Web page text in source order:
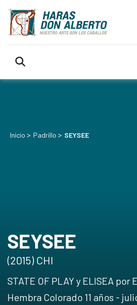
Inicio > Padrillo > SEYSEE
SEYSEE
(2015) CHI
STATE OF PLAY y ELISEA por
Hembra Colorado 11 años -